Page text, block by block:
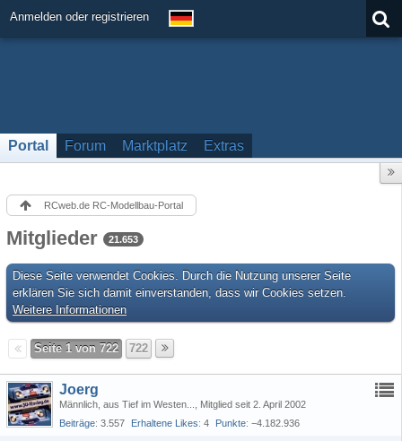
Anmelden oder registrieren
Portal Forum Marktplatz Extras
RCweb.de RC-Modellbau-Portal
Mitglieder 21.653
Diese Seite verwendet Cookies. Durch die Nutzung unserer Seite
erklären Sie sich damit einverstanden, dass wir Cookies setzen.
Weitere Informationen
Seite 1 von 722 722
Joerg
Männlich aus Tief im Westen...
Mitglied seit 2. April 2002
Beiträge 3.557 Erhaltene Likes 4 Punkte −4.182.936